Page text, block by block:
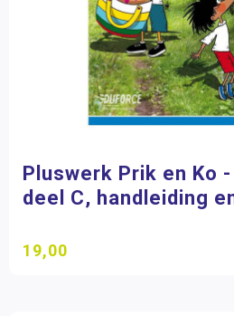
Pluswerk Prik en Ko
deel C, handleiding
19,00